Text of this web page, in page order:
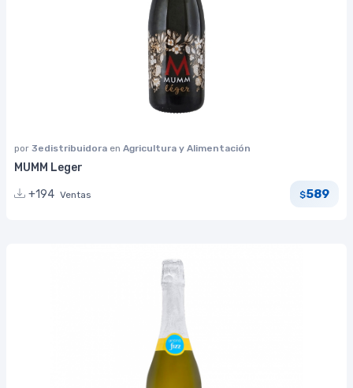
por 3edistribuidora en Agricultura y Alimentación
MUMM Leger
+194 Ventas $589